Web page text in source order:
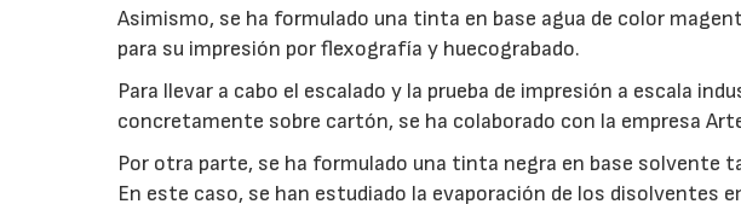
Asimismo, se ha formulado una tinta en base agua de color
para su impresión por flexografía y huecograbado.
Para llevar a cabo el escalado y la prueba de impresión a escala
concretamente sobre cartón, se ha colaborado con la empresa
Por otra parte, se ha formulado una tinta negra en base solvente
En este caso, se han estudiado la evaporación de los disolventes